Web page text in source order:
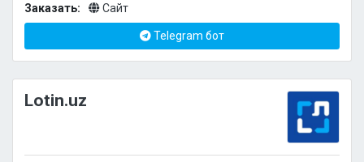
Заказать:
Сайт
Telegram бот
Lotin.uz